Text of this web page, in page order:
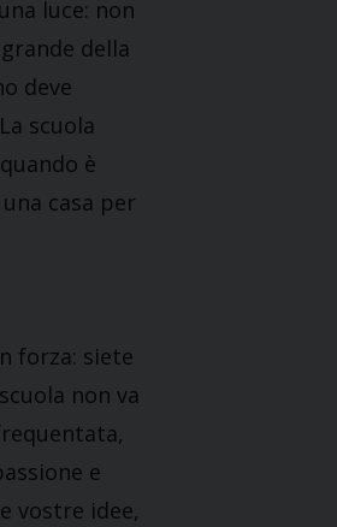
luce: non
della
deve
scuola
è
casa per
forza: siete
non va
e
vostre idee,